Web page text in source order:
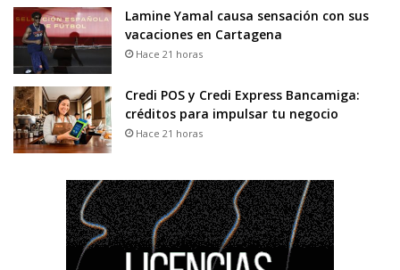
Lamine Yamal causa sensación con sus
vacaciones en Cartagena
Hace 21 horas
Credi POS y Credi Express Bancamiga:
créditos para impulsar tu negocio
Hace 21 horas